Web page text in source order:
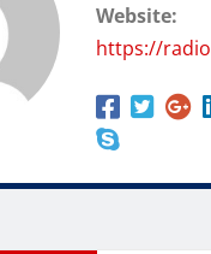
Website:
https://